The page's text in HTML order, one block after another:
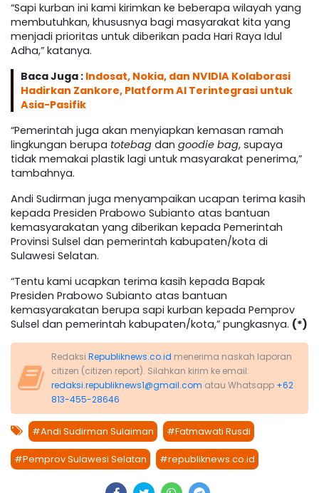
“Sapi kurban ini kami kirimkan ke beberapa wilayah yang
membutuhkan, khususnya bagi masyarakat kita yang
menjadi prioritas untuk diberikan pada Hari Raya Idul
Adha,” katanya.
Baca Juga : Indosat, Nokia, dan NVIDIA Kolaborasi
Hadirkan Zankore, Platform AI Terintegrasi untuk
Asia-Pasifik
“Pemerintah juga akan menyiapkan kemasan ramah
lingkungan berupa totebag dan goodie bag, supaya
tidak memakai plastik lagi untuk masyarakat penerima,”
tambahnya.
Andi Sudirman juga menyampaikan ucapan terima kasih
kepada Presiden Prabowo Subianto atas bantuan
kemasyarakatan yang diberikan kepada Pemerintah
Provinsi Sulsel dan pemerintah kabupaten/kota di
Sulawesi Selatan.
“Tentu kami ucapkan terima kasih kepada Bapak
Presiden Prabowo Subianto atas bantuan
kemasyarakatan berupa sapi kurban kepada Pemprov
Sulsel dan pemerintah kabupaten/kota,” pungkasnya. (*)
Redaksi Republiknews.co.id menerima naskah laporan
citizen (citizen report). Silahkan kirim ke email:
redaksi.republiknews1@gmail.com atau Whatsapp +62
813-455-28646
#Andi Sudirman Sulaiman #Fatmawati Rusdi
#Pemprov Sulawesi Selatan #republiknews.co.id